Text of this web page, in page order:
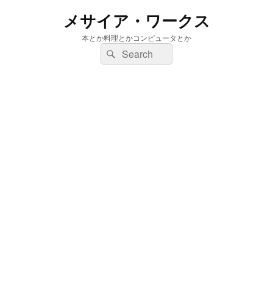
メサイア・ワークス
本とか料理とかコンピュータとか
検
索:
検
索